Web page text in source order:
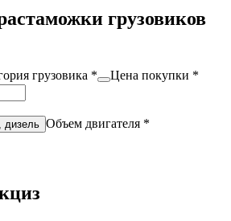
грузовиков
грузовика * Цена покупки *
дизель Объем двигателя *